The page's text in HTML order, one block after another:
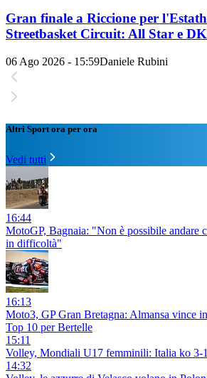
Gran finale a Riccione per
Streetbasket Circuit: All Star e
06 Ago 2026 - 15:59Daniele Rubini
Altri Sport ora per ora
Vedi tutti
16:44
MotoGP, Bagnaia: "Non è possibile andare
in difficoltà"
16:13
Moto3, GP Gran Bretagna: Almansa vince
Top 10 per Bertelle
15:11
Volley, Mondiali U17 femminili: Italia ko 3-
14:32